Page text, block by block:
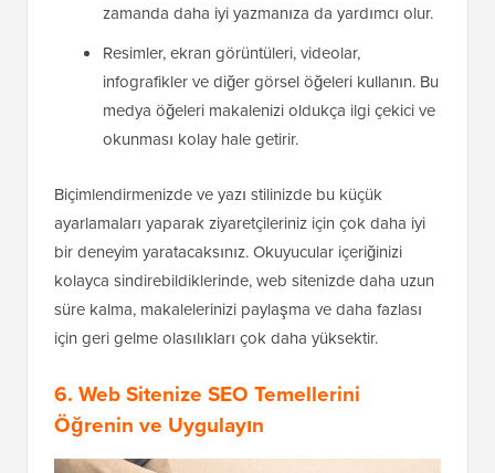
zamanda daha iyi yazmanıza da yardımcı olur.
Resimler, ekran görüntüleri, videolar,
infografikler ve diğer görsel öğeleri kullanın. Bu
medya öğeleri makalenizi oldukça ilgi çekici ve
okunması kolay hale getirir.
Biçimlendirmenizde ve yazı stilinizde bu küçük
ayarlamaları yaparak ziyaretçileriniz için çok daha iyi
bir deneyim yaratacaksınız. Okuyucular içeriğinizi
kolayca sindirebildiklerinde, web sitenizde daha uzun
süre kalma, makalelerinizi paylaşma ve daha fazlası
için geri gelme olasılıkları çok daha yüksektir.
6. Web Sitenize SEO Temellerini
Öğrenin ve Uygulayın